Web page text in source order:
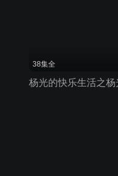
38集全